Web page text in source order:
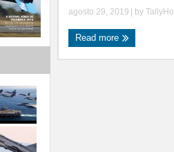
agosto 29, 2019 | by TallyHo
Read more